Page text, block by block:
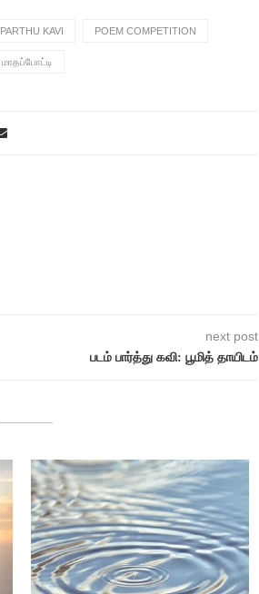
KAVI POEM COMPETITION
next post
படம் பார்த்து கவி: பூமித் தாயிடம்